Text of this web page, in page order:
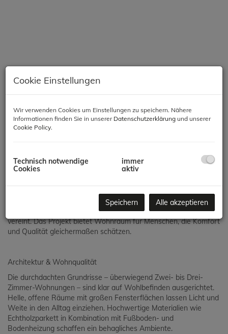
Beschreibung
Nachhaltigkeit
hochwertiges Neubauprojekt mit 66 Wohnungen, das modernes
Wohnen, zeitgemäße Architektur und nachhaltige Bauweise
vereint. Das Projekt bietet Wohnraum für Menschen, die Komfort
und Qualität gleichermaßen schätzen.
Architektur & Wohnqualität
Die durchdachten Grundrisse – überwiegend Zwei- bis Drei-
Zimmer-Wohnungen – sind klar auf Wohlbefinden ausgerichtet.
Helle, offene Räume mit großen Fensterflächen lassen Licht und
Weite in den Alltag einziehen. Hochwertige Materialien wie
Echtholzparkett in Kombination mit Fußboden- und
Bodenheizung schaffen ein behagliches Ambiente.
Cookie Einstellungen
Wir verwenden Cookies um Einstellungen zu speichern. Nähere
Informationen finden Sie in unserer Datenschutzerklärung und unserer
Cookie Policy.
Technisch notwendige
Cookies
immer
aktiv
Speichern Alle akzeptieren